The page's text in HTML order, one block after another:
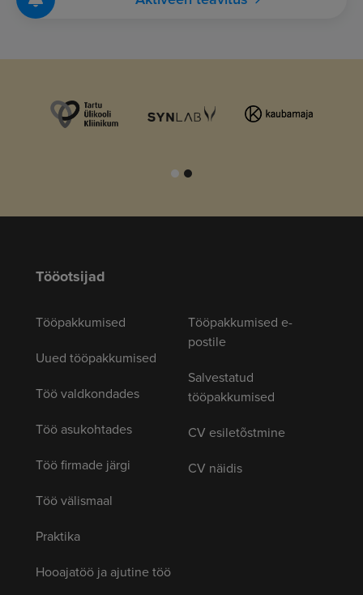
Tööotsijad
Tööpakkumised
Uued tööpakkumised
Töö valdkondades
Töö asukohtades
Töö firmade järgi
Töö välismaal
Praktika
Hooajatöö ja ajutine töö
Tööpakkumised e-
postile
Salvestatud
tööpakkumised
CV esiletõstmine
CV näidis